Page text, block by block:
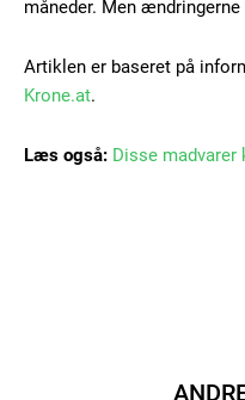
Praesent euismod ac
måneder. Men ændringerne
Artiklen er baseret på
Krone.at.
Læs også: Disse